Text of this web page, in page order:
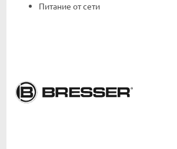
Питание от сети